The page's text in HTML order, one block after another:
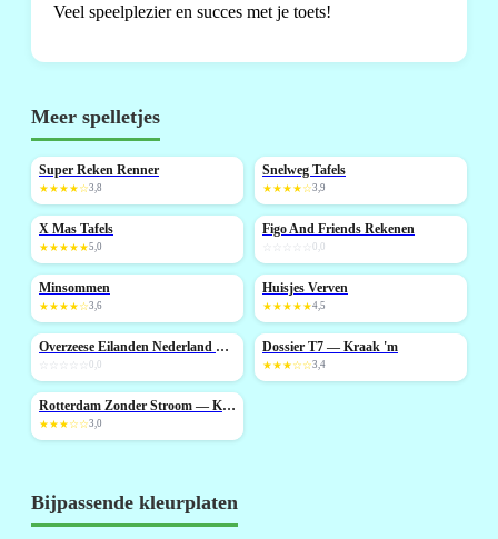
Veel speelplezier en succes met je toets!
Meer spelletjes
Super Reken Renner
★★★★☆3,8
NIEUW
Snelweg Tafels
★★★★☆3,9
X Mas Tafels
★★★★★5,0
Figo And Friends Rekenen
0,0
Minsommen
★★★★☆3,6
Huisjes Verven
★★★★★4,5
NIEUW Overzeese Eilanden Nederland Quiz
0,0
Dossier T7 — Kraak 'm
★★★☆☆3,4
Rotterdam Zonder Stroom — Kraak 'm
★★★☆☆3,0
Bijpassende kleurplaten